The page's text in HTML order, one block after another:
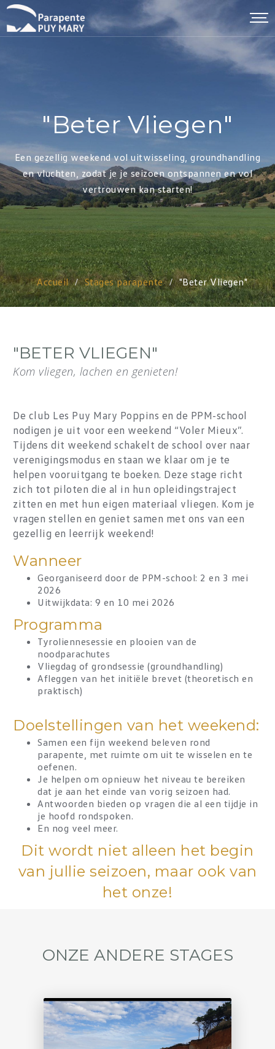
"Beter Vliegen"
Een gezellig weekend vol uitwisseling, groundhandling
en vluchten, zodat je je seizoen ontspannen en vol
vertrouwen kan starten!
Accueil Stages parapente "Beter Vliegen"
"BETER VLIEGEN"
Kom vliegen, lachen en genieten!
De club Les Puy Mary Poppins en de PPM-school
nodigen je uit voor een weekend “Voler Mieux”.
Tijdens dit weekend schakelt de school over naar
verenigingsmodus en staan we klaar om je te
helpen vooruitgang te boeken. Deze stage richt
zich tot piloten die al in hun opleidingstraject
zitten en met hun eigen materiaal vliegen. Kom je
vragen stellen en geniet samen met ons van een
gezellig en leerrijk weekend!
Wanneer
Georganiseerd door de PPM-school: 2 en 3 mei
2026
Uitwijkdata: 9 en 10 mei 2026
Programma
Tyroliennesessie en plooien van de
noodparachutes
Vliegdag of grondsessie (groundhandling)
Afleggen van het initiële brevet (theoretisch en
praktisch)
Doelstellingen van het weekend:
Samen een fijn weekend beleven rond
parapente, met ruimte om uit te wisselen en te
oefenen.
Je helpen om opnieuw het niveau te bereiken
dat je aan het einde van vorig seizoen had.
Antwoorden bieden op vragen die al een tijdje in
je hoofd rondspoken.
En nog veel meer.
Dit wordt niet alleen het begin
van jullie seizoen, maar ook van
het onze!
ONZE ANDERE STAGES